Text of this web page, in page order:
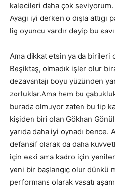
kalecileri daha çok seviyorum.
Ayağı iyi derken o dışla attığı
lig oyuncu vardır deyip bu
Ama dikkat etsin ya da birileri
Beşiktaş, olmadık işler olur
dezavantajı boyu yüzünden
zorluklar.Ama hem bu
burada olmuyor zaten bu tip
kişiden biri olan Gökhan
yarıda daha iyi oynadı bence.
defansif olarak da daha
için eski ama kadro için
yeni bir başlangıç olur dünkü
performans olarak vasatı